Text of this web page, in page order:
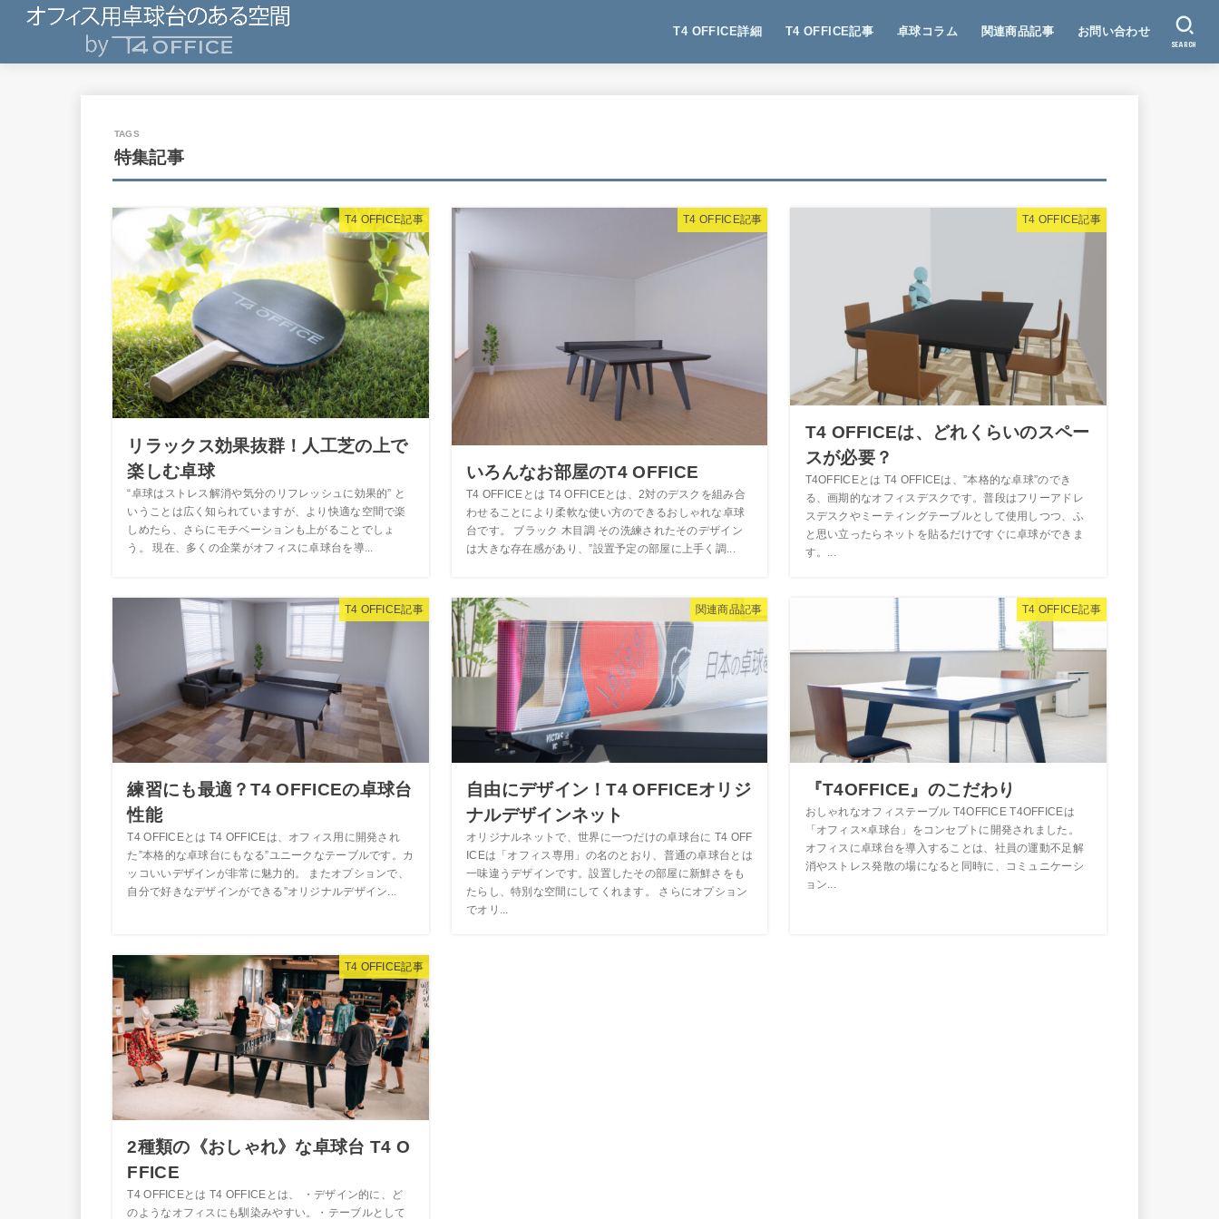
T4 OFFICE詳細 T4 OFFICE記事 卓球コラム 関連商品記事 お問い合わせ
SEARCH
特集記事
T4 OFFICE記事
リラックス効果抜群！人工芝の上で
楽しむ卓球
“卓球はストレス解消や気分のリフレッシュに効果的” と
いうことは広く知られていますが、より快適な空間で楽
しめたら、さらにモチベーションも上がることでしょ
う。 現在、多くの企業がオフィスに卓球台を導...
T4 OFFICE記事
いろんなお部屋のT4 OFFICE
T4 OFFICEとは T4 OFFICEとは、2対のデスクを組み合
わせることにより柔軟な使い方のできるおしゃれな卓球
台です。 ブラック 木目調 その洗練されたそのデザイン
は大きな存在感があり、”設置予定の部屋に上手く調...
T4 OFFICE記事
T4 OFFICEは、どれくらいのスペー
スが必要？
T4OFFICEとは T4 OFFICEは、”本格的な卓球”のでき
る、画期的なオフィスデスクです。普段はフリーアドレ
スデスクやミーティングテーブルとして使用しつつ、ふ
と思い立ったらネットを貼るだけですぐに卓球ができま
す。...
T4 OFFICE記事
練習にも最適？T4 OFFICEの卓球台
性能
T4 OFFICEとは T4 OFFICEは、オフィス用に開発され
た”本格的な卓球台にもなる”ユニークなテーブルです。カ
ッコいいデザインが非常に魅力的。 またオプションで、
自分で好きなデザインができる”オリジナルデザイン...
関連商品記事
自由にデザイン！T4 OFFICEオリジ
ナルデザインネット
オリジナルネットで、世界に一つだけの卓球台に T4 OFF
ICEは「オフィス専用」の名のとおり、普通の卓球台とは
一味違うデザインです。設置したその部屋に新鮮さをも
たらし、特別な空間にしてくれます。 さらにオプション
でオリ...
T4 OFFICE記事
『T4OFFICE』のこだわり
おしゃれなオフィステーブル T4OFFICE T4OFFICEは
「オフィス×卓球台」をコンセプトに開発されました。
オフィスに卓球台を導入することは、社員の運動不足解
消やストレス発散の場になると同時に、コミュニケーシ
ョン...
T4 OFFICE記事
2種類の《おしゃれ》な卓球台 T4 O
FFICE
T4 OFFICEとは T4 OFFICEとは、 ・デザイン的に、ど
のようなオフィスにも馴染みやすい。・テーブルとして